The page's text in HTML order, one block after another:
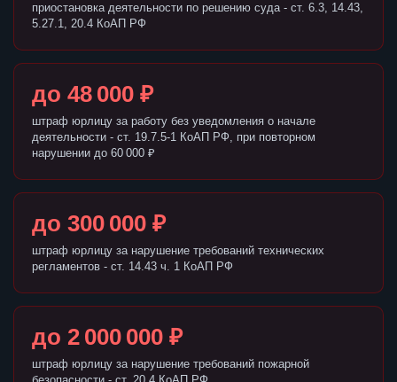
приостановка деятельности по решению суда - ст. 6.3, 14.43,
5.27.1, 20.4 КоАП РФ
до 48 000 ₽
штраф юрлицу за работу без уведомления о начале
деятельности - ст. 19.7.5-1 КоАП РФ, при повторном
нарушении до 60 000 ₽
до 300 000 ₽
штраф юрлицу за нарушение требований технических
регламентов - ст. 14.43 ч. 1 КоАП РФ
до 2 000 000 ₽
штраф юрлицу за нарушение требований пожарной